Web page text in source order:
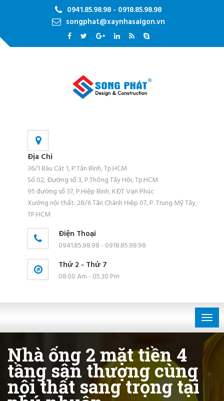
0941.85.98.98 - 0918.85.98.98
songphat@xaynhasaigon.vn
Địa Chỉ
36/1 Bàu Cát 1, P.Tân Bình, Tp.HCM
Số 02, Đường số 3, P.Thông Tây Hội, Tp.HCM
95 đường số 37, P.Hiệp Bình, KĐT Vạn Phúc
Xưởng nội thất: 28/6 Tân Chánh Hiệp 07, P. Trung Mỹ Tây,
TP.HCM
Điện Thoại
0941.85.98.98 - 0918.85.98.98
Thứ 2 - Thứ 7
08.00 Am - 05.30 Pm
Nhà ống 2 mặt tiền 4
tầng sân thượng cùng
nội thất sang trọng tại